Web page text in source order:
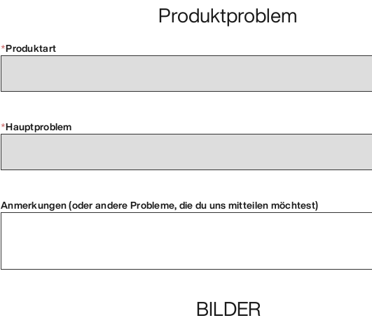
Produktproblem
*Produktart
*Hauptproblem
Anmerkungen (oder andere Probleme, die du uns mitteilen möchtest)
BILDER